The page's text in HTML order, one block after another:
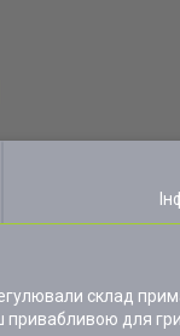
склад
для